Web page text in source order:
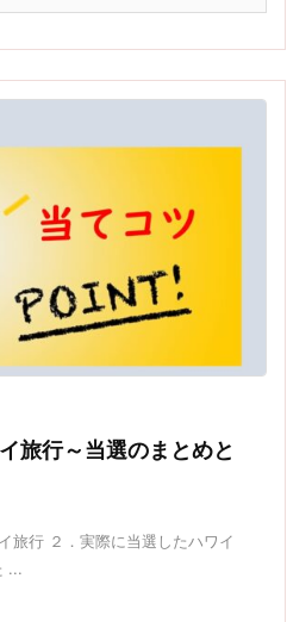
旅行～当選のまとめと
旅行 ２．実際に当選したハワイ
...